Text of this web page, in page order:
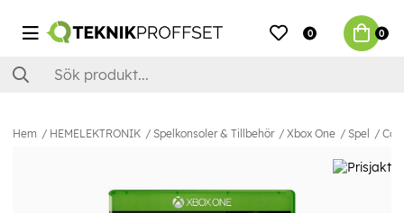
0 0
Hem HEMELEKTRONIK Spelkonsoler & Tillbehör Xbox One Spel